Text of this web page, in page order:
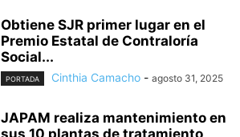
Obtiene SJR primer lugar en el
Premio Estatal de Contraloría
Social...
PORTADA Cinthia Camacho - agosto 31, 2025
JAPAM realiza mantenimiento en